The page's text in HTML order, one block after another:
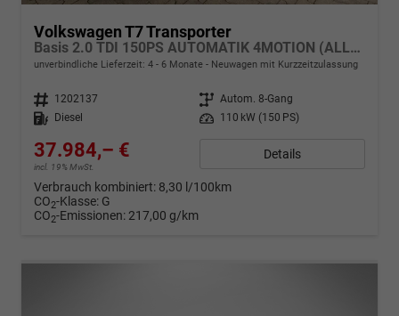
Volkswagen T7 Transporter
Basis 2.0 TDI 150PS AUTOMATIK 4MOTION (ALLRAD) kurzer Radstand, Parksensoren hinten, Tempomat, Zentralverriegelung + Keyless Start, Radio 13" Wireless App-Connect, Schiebetüre rechts, Heckklappe
unverbindliche Lieferzeit: 4 - 6 Monate Neuwagen mit Kurzzeitzulassung
Fahrzeugnr. 1202137 Getriebe Autom. 8-Gang
Kraftstoff
Diesel Leistung 110 kW (150 PS)
37.984,– €
incl. 19% MwSt.
Details
Verbrauch kombiniert: 8,30 l/100km
CO2-Klasse: G
CO2-Emissionen: 217,00 g/km